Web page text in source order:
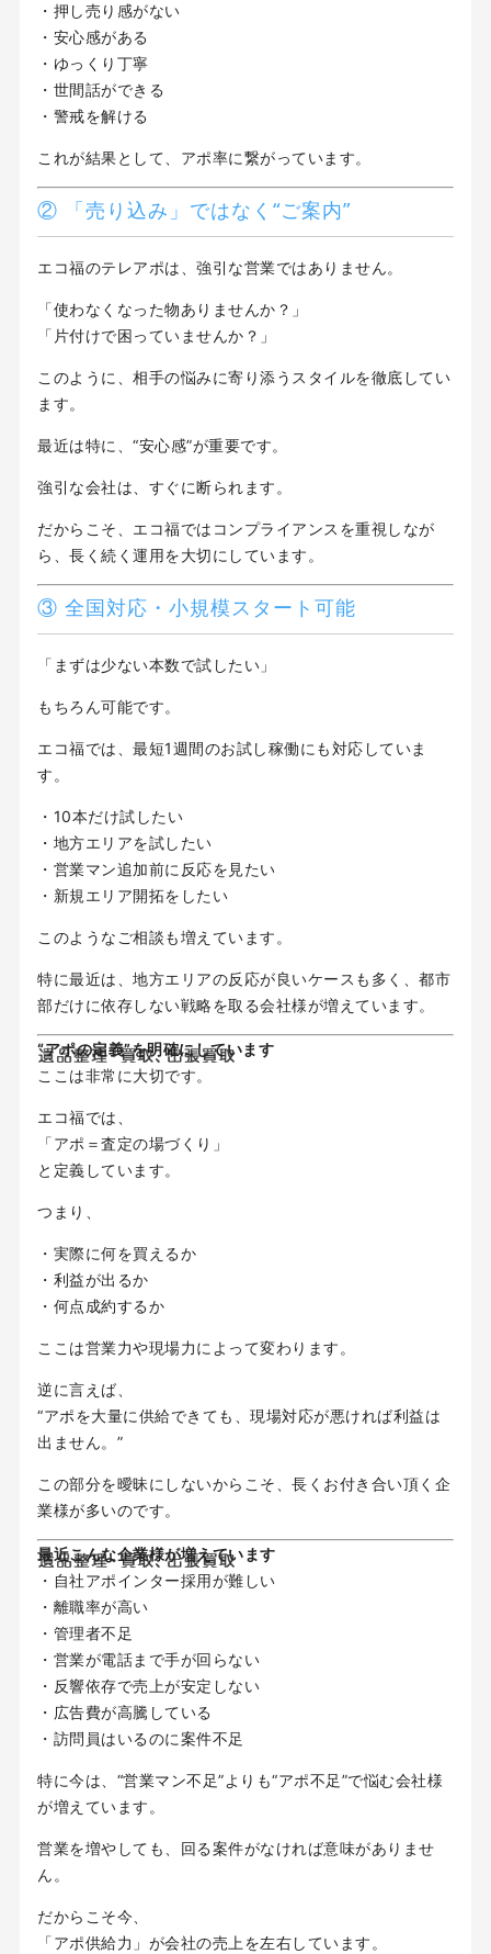
・押し売り感がない
・安心感がある
・ゆっくり丁寧
・世間話ができる
・警戒を解ける
これが結果として、アポ率に繋がっています。
② 「売り込み」ではなく“ご案内”
エコ福のテレアポは、強引な営業ではありません。
「使わなくなった物ありませんか？」
「片付けで困っていませんか？」
このように、相手の悩みに寄り添うスタイルを徹底してい
ます。
最近は特に、“安心感”が重要です。
強引な会社は、すぐに断られます。
だからこそ、エコ福ではコンプライアンスを重視しなが
ら、長く続く運用を大切にしています。
③ 全国対応・小規模スタート可能
「まずは少ない本数で試したい」
もちろん可能です。
エコ福では、最短1週間のお試し稼働にも対応していま
す。
・10本だけ試したい
・地方エリアを試したい
・営業マン追加前に反応を見たい
・新規エリア開拓をしたい
このようなご相談も増えています。
特に最近は、地方エリアの反応が良いケースも多く、都市
部だけに依存しない戦略を取る会社様が増えています。
“アポの定義”を明確にしています
ここは非常に大切です。
エコ福では、
「アポ＝査定の場づくり」
と定義しています。
つまり、
・実際に何を買えるか
・利益が出るか
・何点成約するか
ここは営業力や現場力によって変わります。
逆に言えば、
“アポを大量に供給できても、現場対応が悪ければ利益は
出ません。”
この部分を曖昧にしないからこそ、長くお付き合い頂く企
業様が多いのです。
最近こんな企業様が増えています
・自社アポインター採用が難しい
・離職率が高い
・管理者不足
・営業が電話まで手が回らない
・反響依存で売上が安定しない
・広告費が高騰している
・訪問員はいるのに案件不足
特に今は、“営業マン不足”よりも“アポ不足”で悩む会社様
が増えています。
営業を増やしても、回る案件がなければ意味がありませ
ん。
だからこそ今、
「アポ供給力」が会社の売上を左右しています。